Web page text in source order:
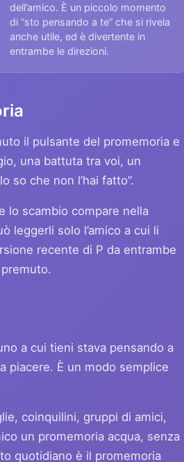
dell’amico. È un piccolo momento
di “sto pensando a te” che si rivela
anche utile, ed è divertente in
entrambe le direzioni.
il pulsante del promemoria e
una battuta tra voi, un
so che non l’hai fatto”.
lo scambio compare nella
leggerli solo l’amico a cui li
recente di P da entrambe
a cui tieni stava pensando a
piacere. È un modo semplice
coinquilini, gruppi di amici,
un promemoria acqua, senza
quotidiano è il promemoria